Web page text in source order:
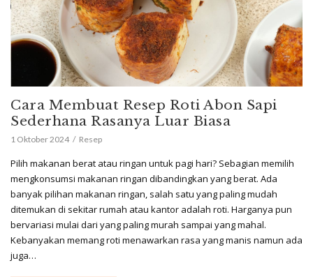
Cara Membuat Resep Roti Abon Sapi
Sederhana Rasanya Luar Biasa
1 Oktober 2024 Resep
Pilih makanan berat atau ringan untuk pagi hari? Sebagian memilih
mengkonsumsi makanan ringan dibandingkan yang berat. Ada
banyak pilihan makanan ringan, salah satu yang paling mudah
ditemukan di sekitar rumah atau kantor adalah roti. Harganya pun
bervariasi mulai dari yang paling murah sampai yang mahal.
Kebanyakan memang roti menawarkan rasa yang manis namun ada
juga…